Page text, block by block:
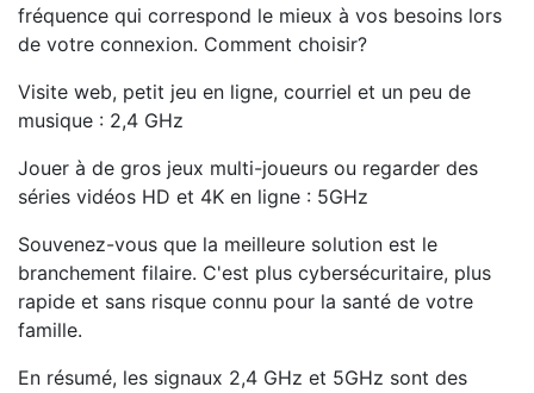
fréquence qui correspond le mieux à vos besoins lors
de votre connexion. Comment choisir?
Visite web, petit jeu en ligne, courriel et un peu de
musique : 2,4 GHz
Jouer à de gros jeux multi-joueurs ou regarder des
séries vidéos HD et 4K en ligne : 5GHz
Souvenez-vous que la meilleure solution est le
branchement filaire. C'est plus cybersécuritaire, plus
rapide et sans risque connu pour la santé de votre
famille.
En résumé, les signaux 2,4 GHz et 5GHz sont des